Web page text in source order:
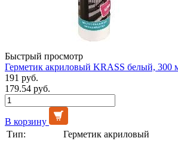
Быстрый просмотр
Герметик акриловый KRASS белый, 300
191 руб.
179.54 руб.
В корзину
Тип:
Герметик акриловый